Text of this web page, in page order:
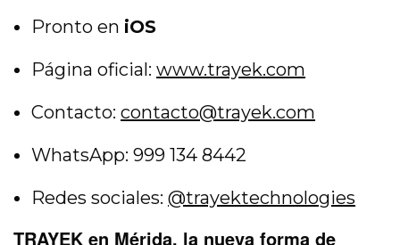
Pronto en iOS
Página oficial:www.trayek.com
Contacto:contacto@trayek.com
WhatsApp: 999 134 8442
Redes sociales:@trayektechnologies
TRAYEK en Mérida, la nueva forma de